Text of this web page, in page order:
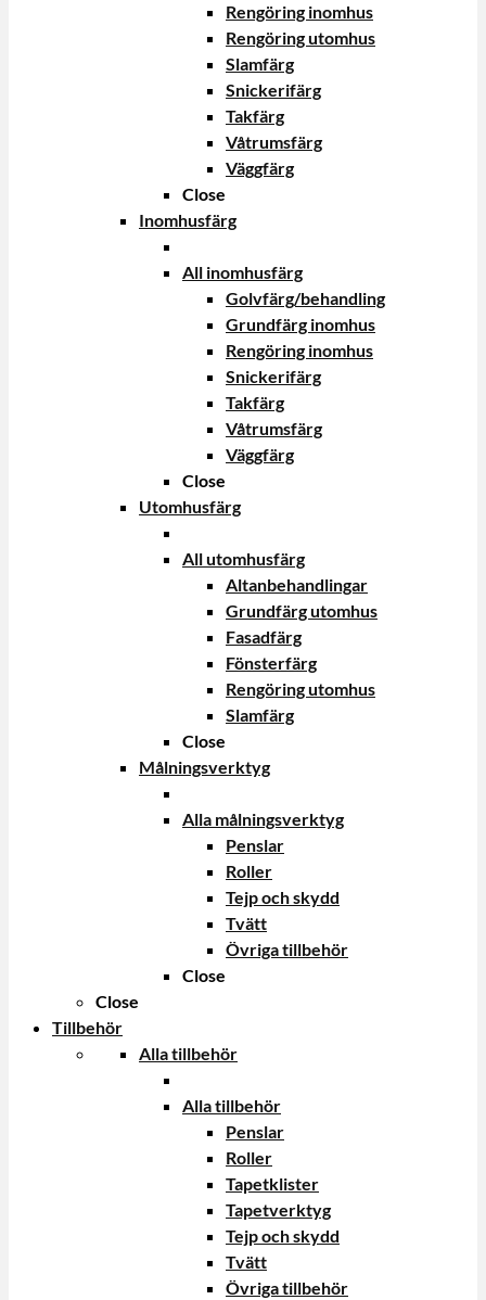
Rengöring inomhus
Rengöring utomhus
Slamfärg
Snickerifärg
Takfärg
Våtrumsfärg
Väggfärg
Close
Inomhusfärg
All inomhusfärg
Golvfärg/behandling
Grundfärg inomhus
Rengöring inomhus
Snickerifärg
Takfärg
Våtrumsfärg
Väggfärg
Close
Utomhusfärg
All utomhusfärg
Altanbehandlingar
Grundfärg utomhus
Fasadfärg
Fönsterfärg
Rengöring utomhus
Slamfärg
Close
Målningsverktyg
Alla målningsverktyg
Penslar
Roller
Tejp och skydd
Tvätt
Övriga tillbehör
Close
Close
Tillbehör
Alla tillbehör
Alla tillbehör
Penslar
Roller
Tapetklister
Tapetverktyg
Tejp och skydd
Tvätt
Övriga tillbehör